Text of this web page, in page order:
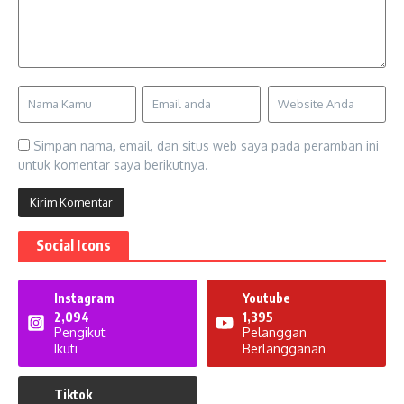
Simpan nama, email, dan situs web saya pada peramban ini
untuk komentar saya berikutnya.
Social Icons
Instagram
2,094
Pengikut
Ikuti
Youtube
1,395
Pelanggan
Berlangganan
Tiktok